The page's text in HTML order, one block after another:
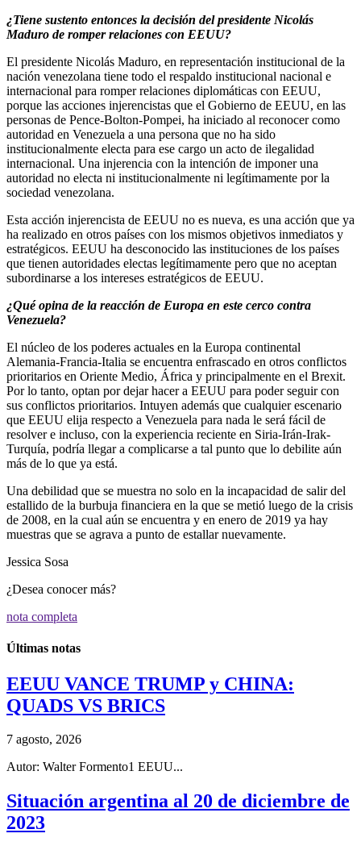
¿Tiene sustento entonces la decisión del presidente Nicolás
Maduro de romper relaciones con EEUU?
El presidente Nicolás Maduro, en representación institucional de la
nación venezolana tiene todo el respaldo institucional nacional e
internacional para romper relaciones diplomáticas con EEUU,
porque las acciones injerencistas que el Gobierno de EEUU, en las
personas de Pence-Bolton-Pompei, ha iniciado al reconocer como
autoridad en Venezuela a una persona que no ha sido
institucionalmente electa para ese cargo un acto de ilegalidad
internacional. Una injerencia con la intención de imponer una
autoridad no electa ni institucionalmente ni legítimamente por la
sociedad venezolana.
Esta acción injerencista de EEUU no es nueva, es una acción que ya
ha realizado en otros países con los mismos objetivos inmediatos y
estratégicos. EEUU ha desconocido las instituciones de los países
que tienen autoridades electas legítimamente pero que no aceptan
subordinarse a los intereses estratégicos de EEUU.
¿Qué opina de la reacción de Europa en este cerco contra
Venezuela?
El núcleo de los poderes actuales en la Europa continental
Alemania-Francia-Italia se encuentra enfrascado en otros conflictos
prioritarios en Oriente Medio, África y principalmente en el Brexit.
Por lo tanto, optan por dejar hacer a EEUU para poder seguir con
sus conflictos prioritarios. Intuyen además que cualquier escenario
que EEUU elija respecto a Venezuela para nada le será fácil de
resolver e incluso, con la experiencia reciente en Siria-Irán-Irak-
Turquía, podría llegar a complicarse a tal punto que lo debilite aún
más de lo que ya está.
Una debilidad que se muestra no solo en la incapacidad de salir del
estallido de la burbuja financiera en la que se metió luego de la crisis
de 2008, en la cual aún se encuentra y en enero de 2019 ya hay
muestras que se agrava a punto de estallar nuevamente.
Jessica Sosa
¿Desea conocer más?
nota completa
Últimas notas
EEUU VANCE TRUMP y CHINA:
QUADS VS BRICS
7 agosto, 2026
Autor: Walter Formento1 EEUU...
Situación argentina al 20 de diciembre de
2023